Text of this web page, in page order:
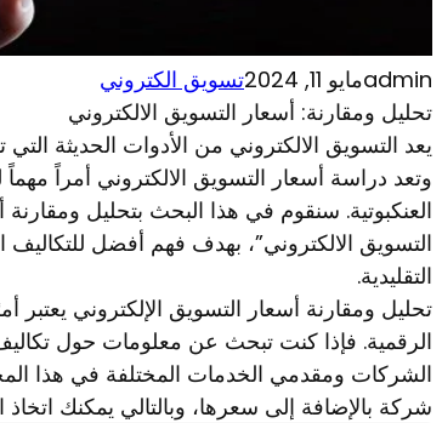
adminمايو 11, 2024
تسويق الكتروني
تحليل ومقارنة: أسعار التسويق الالكتروني
يعد التسويق الالكتروني من الأدوات الحديثة
وتعد دراسة أسعار التسويق الالكتروني أمراً
العنكبوتية. سنقوم في هذا البحث بتحليل
التسويق الالكتروني”، بهدف فهم أفضل للتكاليف
التقليدية.
تحليل ومقارنة أسعار التسويق الإلكتروني يعتبر
الرقمية. فإذا كنت تبحث عن معلومات حول
الشركات ومقدمي الخدمات المختلفة في هذا
شركة بالإضافة إلى سعرها، وبالتالي يمكنك اتخاذ